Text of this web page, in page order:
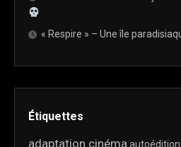
« Respire » – Une île
Étiquettes
adaptation cinémaautoédition